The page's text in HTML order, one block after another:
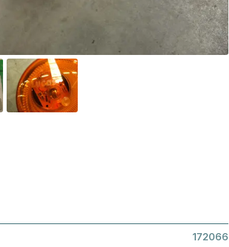
172066